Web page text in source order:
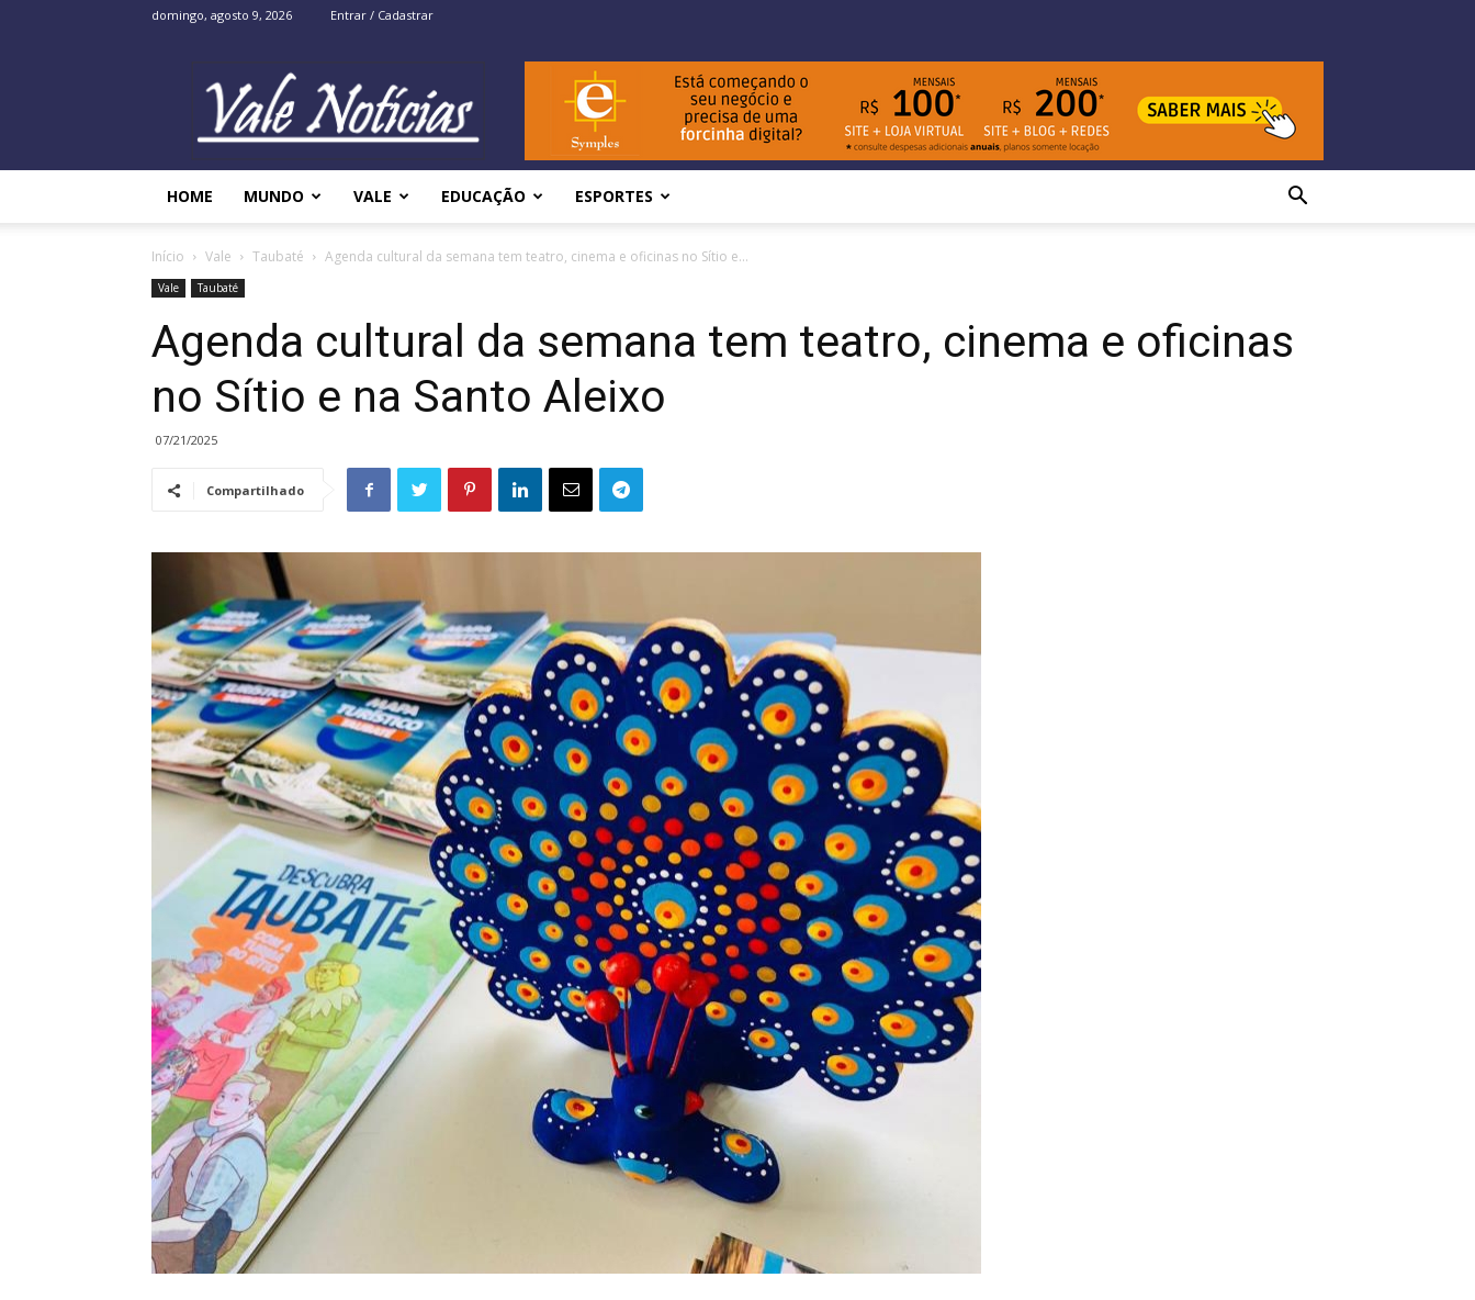
domingo, agosto 9, 2026 Entrar / Cadastrar
Noticias
HOME MUNDO VALE EDUCAÇÃO ESPORTES
Início Vale Taubaté Agenda cultural da semana tem teatro, cinema e oficinas no Sítio e...
Vale Taubaté
Agenda cultural da semana tem teatro, cinema e oficinas
no Sítio e na Santo Aleixo
07/21/2025
Compartilhado